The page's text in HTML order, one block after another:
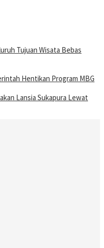
Tujuan Wisata Bebas
Hentikan Program MBG
Lansia Sukapura Lewat